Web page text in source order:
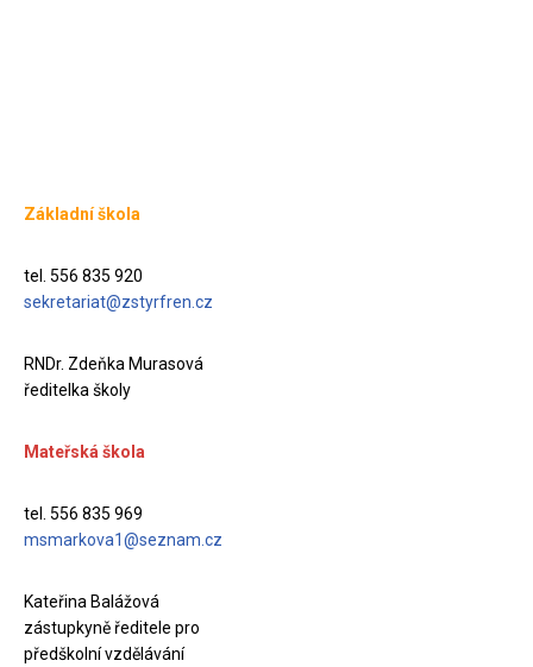
Základní škola
tel. 556 835 920
sekretariat@zstyrfren.cz
RNDr. Zdeňka Murasová
ředitelka školy
Mateřská škola
tel. 556 835 969
msmarkova1@seznam.cz
Kateřina Balážová
zástupkyně ředitele pro
předškolní vzdělávání